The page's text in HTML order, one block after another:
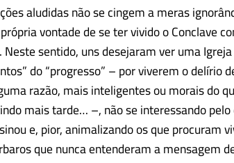
aludidas não se cingem a meras
vontade de se ter vivido o Conclave
sentido, uns desejaram ver uma
do “progresso” – por viverem o delírio
razão, mais inteligentes ou morais do
mais tarde… –, não se interessando
e, pior, animalizando os que procuram
que nunca entenderam a mensagem